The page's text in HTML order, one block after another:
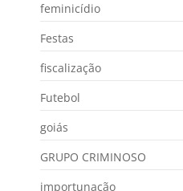
feminicídio
Festas
fiscalização
Futebol
goiás
GRUPO CRIMINOSO
importunação